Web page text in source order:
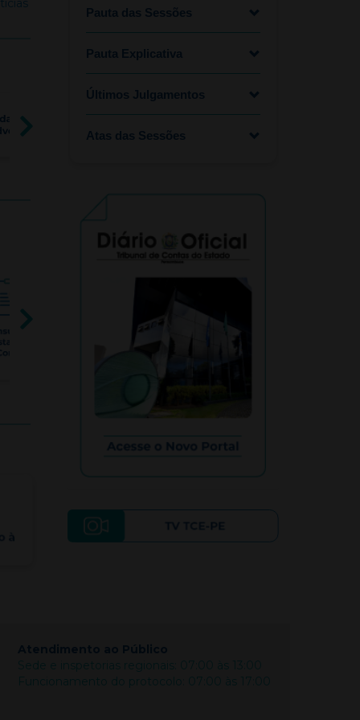
Sede e inspetorias regionais: 07:00 às 13:00
Funcionamento do protocolo: 07:00 às 17:00